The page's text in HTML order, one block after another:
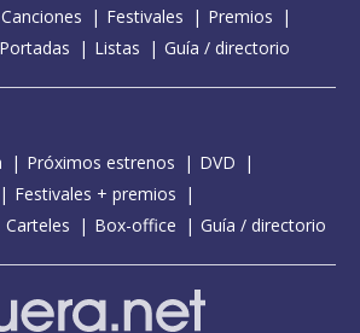
Canciones Festivales
Premios
Portadas Listas Guía / directorio
Próximos estrenos
DVD
Festivales + premios
Carteles Box-office Guía / directorio